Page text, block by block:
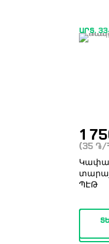
ԱՐՏ.
1
(35 ֏ /
ՊԷԹ